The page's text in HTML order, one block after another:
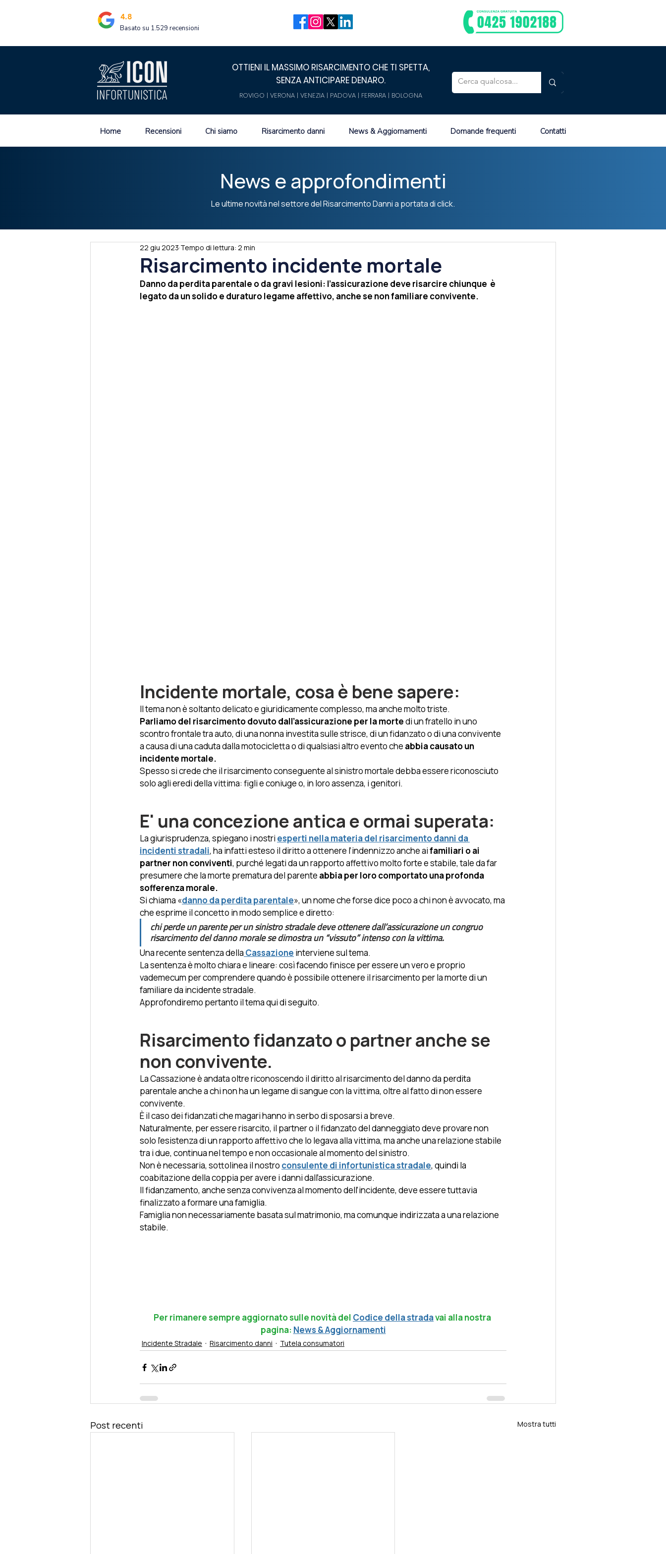
4.8
Basato su 1.529 recensioni
OTTIENI IL MASSIMO RISARCIMENTO CHE TI SPETTA,
SENZA ANTICIPARE DENARO.
ROVIGO | VERONA | VENEZIA | PADOVA | FERRARA | BOLOGNA
Home Recensioni Chi siamo Risarcimento danni News & Aggiornamenti Domande frequenti Contatti
News e approfondimenti
Le ultime novità nel settore del Risarcimento Danni a portata di click.
Risarcimento incidente mortale
22 giu 2023 Tempo di lettura: 2 min
Danno da perdita parentale o da gravi lesioni: l’assicurazione deve risarcire chiunque  è
legato da un solido e duraturo legame affettivo, anche se non familiare convivente.
Incidente mortale, cosa è bene sapere:
Il tema non è soltanto delicato e giuridicamente complesso, ma anche molto triste.
Parliamo del risarcimento dovuto dall’assicurazione per la morte di un fratello in uno
scontro frontale tra auto, di una nonna investita sulle strisce, di un fidanzato o di una convivente
a causa di una caduta dalla motocicletta o di qualsiasi altro evento che abbia causato un
incidente mortale.
Spesso si crede che il risarcimento conseguente al sinistro mortale debba essere riconosciuto
solo agli eredi della vittima: figli e coniuge o, in loro assenza, i genitori.
E' una concezione antica e ormai superata:
La giurisprudenza, spiegano i nostri esperti nella materia del risarcimento danni da
incidenti stradali, ha infatti esteso il diritto a ottenere l’indennizzo anche ai familiari o ai
partner non conviventi, purché legati da un rapporto affettivo molto forte e stabile, tale da far
presumere che la morte prematura del parente abbia per loro comportato una profonda
sofferenza morale.
Si chiama «danno da perdita parentale», un nome che forse dice poco a chi non è avvocato, ma
che esprime il concetto in modo semplice e diretto:
chi perde un parente per un sinistro stradale deve ottenere dall’assicurazione un congruo
risarcimento del danno morale se dimostra un “vissuto” intenso con la vittima.
Una recente sentenza della Cassazione interviene sul tema.
La sentenza è molto chiara e lineare: così facendo finisce per essere un vero e proprio
vademecum per comprendere quando è possibile ottenere il risarcimento per la morte di un
familiare da incidente stradale.
Approfondiremo pertanto il tema qui di seguito.
Risarcimento fidanzato o partner anche se
non convivente.
La Cassazione è andata oltre riconoscendo il diritto al risarcimento del danno da perdita
parentaleanche a chi non ha un legame di sangue con la vittima, oltre al fatto di non essere
convivente.
È il caso dei fidanzati che magari hanno in serbo di sposarsi a breve.
Naturalmente, per essere risarcito, il partner o il fidanzato del danneggiato deve provare non
solo l’esistenza di un rapporto affettivo che lo legava alla vittima, ma anche una relazione stabile
tra i due, continua nel tempo e non occasionale al momento del sinistro.
Non è necessaria, sottolinea il nostro consulente di infortunistica stradale, quindi la
coabitazione della coppia per avere i danni dall’assicurazione.
Il fidanzamento, anche senza convivenza al momento dell’incidente, deve essere tuttavia
finalizzato a formare una famiglia.
Famiglia non necessariamente basata sul matrimonio, ma comunque indirizzata a una relazione
stabile.
Per rimanere sempre aggiornato sulle novità del Codice della stradavai alla nostra
pagina: News & Aggiornamenti
Incidente Stradale Risarcimento danni Tutela consumatori
Post recenti Mostra tutti